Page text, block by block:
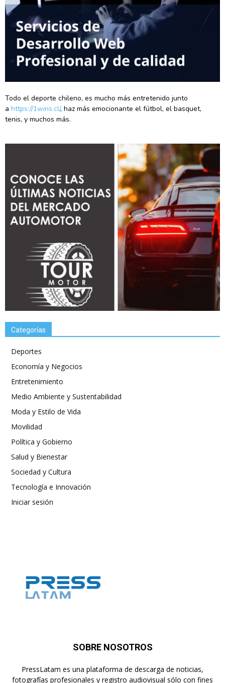
Todo el deporte chileno, es mucho más entretenido junto
a https://1wins.cl/, haz más emocionante el fútbol, el basquet,
tenis, y muchos más.
Categorías
Deportes
Economía y Negocios
Entretenimiento
Medio Ambiente y Sustentabilidad
Moda y Estilo de Vida
Movilidad
Política y Gobierno
Salud y Bienestar
Sociedad y Cultura
Tecnología e Innovación
Iniciar sesión
SOBRE NOSOTROS
PressLatam es una plataforma de descarga de noticias,
fotografías profesionales y registro audiovisual sólo con fines